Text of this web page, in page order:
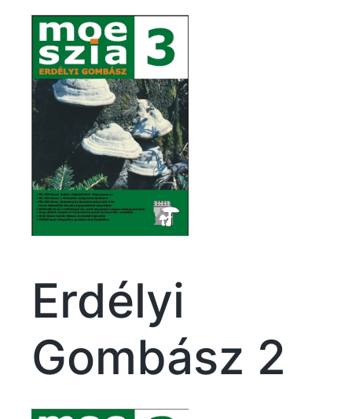
Erdélyi
Gombász 2